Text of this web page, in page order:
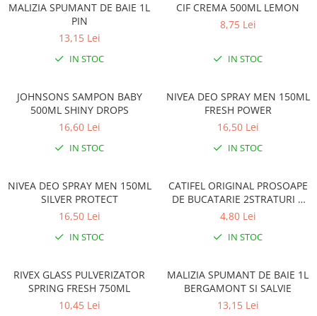
MALIZIA SPUMANT DE BAIE 1L
PIN
13,15 Lei
IN STOC
CIF CREMA 500ML LEMON
8,75 Lei
IN STOC
JOHNSONS SAMPON BABY
500ML SHINY DROPS
16,60 Lei
IN STOC
NIVEA DEO SPRAY MEN 150ML
FRESH POWER
16,50 Lei
IN STOC
NIVEA DEO SPRAY MEN 150ML
SILVER PROTECT
16,50 Lei
IN STOC
CATIFEL ORIGINAL PROSOAPE
DE BUCATARIE 2STRATURI 2
ROLE/PACHET
4,80 Lei
IN STOC
RIVEX GLASS PULVERIZATOR
SPRING FRESH 750ML
10,45 Lei
MALIZIA SPUMANT DE BAIE 1L
BERGAMONT SI SALVIE
13,15 Lei